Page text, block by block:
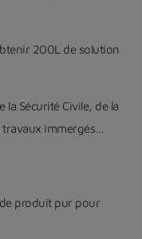
200L de solution
la Sécurité Civile, de la
immergés…
produit pur pour